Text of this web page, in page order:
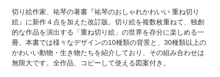
切り絵作家、祐琴の著書『祐琴のおしゃれかわいい 重ね切り
絵』に新作４点を加えた改訂版。切り絵を複数枚重ねて、独創
的な作品を演出する「重ね切り絵」の世界を存分に楽しめる一
冊。本書では様々なデザインの10種類の背景と、30種類以上の
かわいい動物・生き物たちを紹介しており、その組み合わせは
無限大です。全作品、コピーして使える図案付き。